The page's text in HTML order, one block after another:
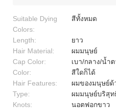
Suitable Dying
Colors:
สีทั้งหมด
Length:
ยาว
Hair Material:
ผมมนุษย์
Cap Color:
เบา/กลาง/น้ำ
Color:
สีใดก็ได้
Hair Features:
ผมของมนุษย์ด้
Type:
ผมมนุษย์บริสุท
Knots:
นอตฟอกขาว